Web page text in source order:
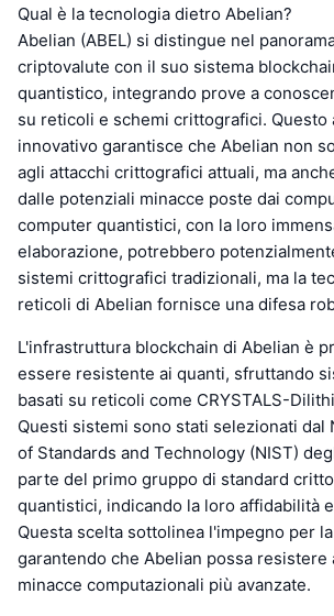
Qual è la tecnologia dietro Abelian?
Abelian (ABEL) si distingue nel
criptovalute con il suo sistema
quantistico, integrando prove a
su reticoli e schemi crittografici. Questo
innovativo garantisce che Abelian non
agli attacchi crittografici attuali, ma
dalle potenziali minacce poste dai
computer quantistici, con la loro
elaborazione, potrebbero
sistemi crittografici tradizionali, ma la
reticoli di Abelian fornisce una difesa
L'infrastruttura blockchain di Abelian è
essere resistente ai quanti, sfruttando
basati su reticoli come CRYSTALS-
Questi sistemi sono stati selezionati dal
of Standards and Technology (NIST)
parte del primo gruppo di standard
quantistici, indicando la loro affidabilità
Questa scelta sottolinea l'impegno per
garantendo che Abelian possa resistere
minacce computazionali più avanzate.